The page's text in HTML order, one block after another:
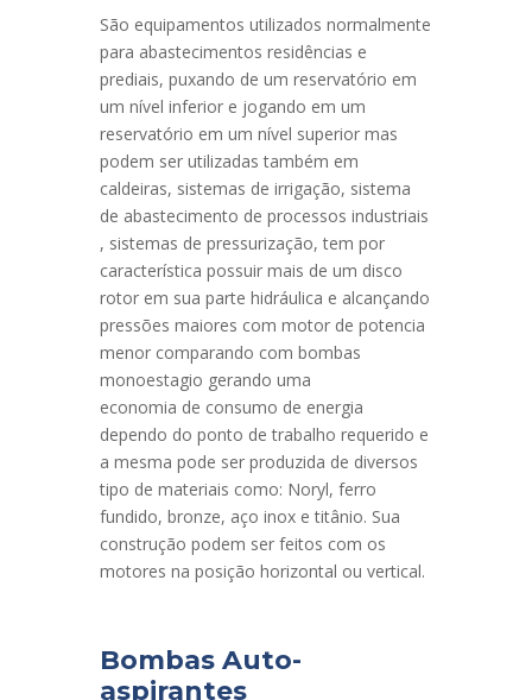
São equipamentos utilizados normalmente
para abastecimentos residências e
prediais, puxando de um reservatório em
um nível inferior e jogando em um
reservatório em um nível superior mas
podem ser utilizadas também em
caldeiras, sistemas de irrigação, sistema
de abastecimento de processos industriais
, sistemas de pressurização, tem por
característica possuir mais de um disco
rotor em sua parte hidráulica e alcançando
pressões maiores com motor de potencia
menor comparando com bombas
monoestagio gerando uma
economia de consumo de energia
dependo do ponto de trabalho requerido e
a mesma pode ser produzida de diversos
tipo de materiais como: Noryl, ferro
fundido, bronze, aço inox e titânio. Sua
construção podem ser feitos com os
motores na posição horizontal ou vertical.
Bombas Auto-
aspirantes